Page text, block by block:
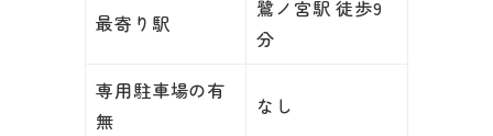
最寄り駅
鷺ノ宮駅 徒歩9
分
専用駐車場の有
無
なし